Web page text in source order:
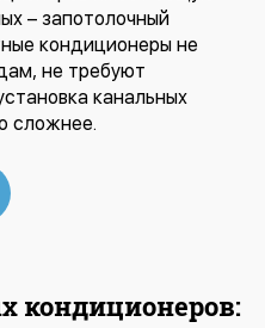
– запотолочный
кондиционеры не
не требуют
канальных
сложнее.
кондиционеров: